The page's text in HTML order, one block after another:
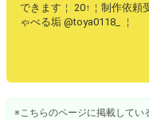
できます￤ 20↑￤制作依頼
ゃべる垢 @toya0118_ ￤
※こちらのページに掲載してい